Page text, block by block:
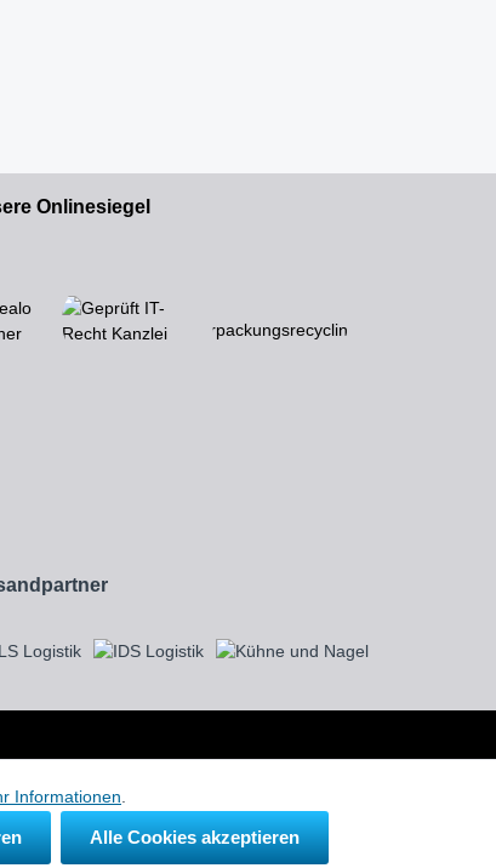
Onlinesiegel
Informationen
Alle Cookies akzeptieren